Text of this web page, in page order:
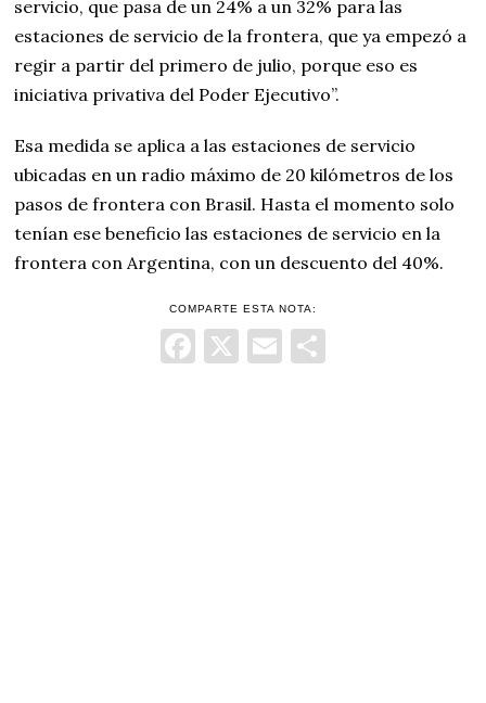
servicio, que pasa de un 24% a un 32% para las
estaciones de servicio de la frontera, que ya empezó a
regir a partir del primero de julio, porque eso es
iniciativa privativa del Poder Ejecutivo”.
Esa medida se aplica a las estaciones de servicio
ubicadas en un radio máximo de 20 kilómetros de los
pasos de frontera con Brasil. Hasta el momento solo
tenían ese beneficio las estaciones de servicio en la
frontera con Argentina, con un descuento del 40%.
COMPARTE ESTA NOTA:
Facebook
X Email